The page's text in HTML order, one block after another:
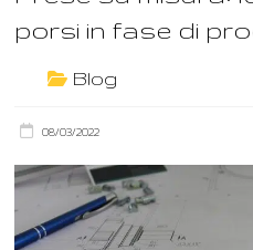
porsi in fase di
Blog
08/03/2022